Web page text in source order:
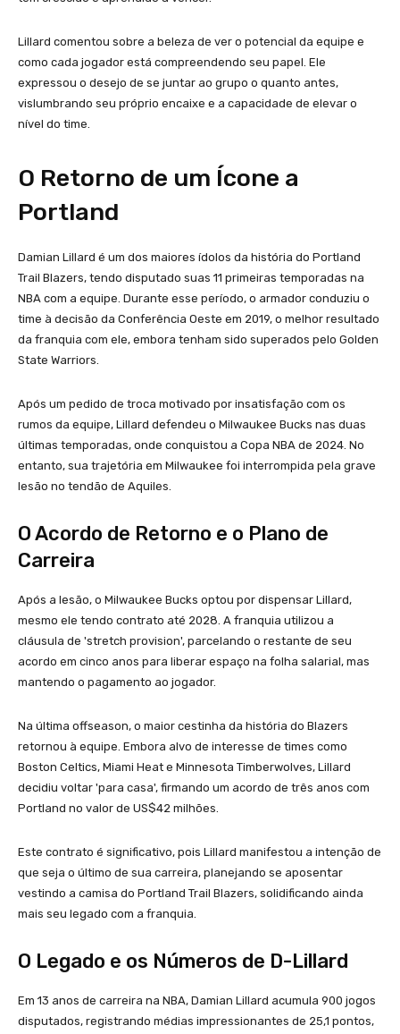
Lillard comentou sobre a beleza de ver o potencial da equipe e
como cada jogador está compreendendo seu papel. Ele
expressou o desejo de se juntar ao grupo o quanto antes,
vislumbrando seu próprio encaixe e a capacidade de elevar o
nível do time.
O Retorno de um Ícone a
Portland
Damian Lillard é um dos maiores ídolos da história do Portland
Trail Blazers, tendo disputado suas 11 primeiras temporadas na
NBA com a equipe. Durante esse período, o armador conduziu o
time à decisão da Conferência Oeste em 2019, o melhor resultado
da franquia com ele, embora tenham sido superados pelo Golden
State Warriors.
Após um pedido de troca motivado por insatisfação com os
rumos da equipe, Lillard defendeu o Milwaukee Bucks nas duas
últimas temporadas, onde conquistou a Copa NBA de 2024. No
entanto, sua trajetória em Milwaukee foi interrompida pela grave
lesão no tendão de Aquiles.
O Acordo de Retorno e o Plano de
Carreira
Após a lesão, o Milwaukee Bucks optou por dispensar Lillard,
mesmo ele tendo contrato até 2028. A franquia utilizou a
cláusula de 'stretch provision', parcelando o restante de seu
acordo em cinco anos para liberar espaço na folha salarial, mas
mantendo o pagamento ao jogador.
Na última offseason, o maior cestinha da história do Blazers
retornou à equipe. Embora alvo de interesse de times como
Boston Celtics, Miami Heat e Minnesota Timberwolves, Lillard
decidiu voltar 'para casa', firmando um acordo de três anos com
Portland no valor de US$42 milhões.
Este contrato é significativo, pois Lillard manifestou a intenção de
que seja o último de sua carreira, planejando se aposentar
vestindo a camisa do Portland Trail Blazers, solidificando ainda
mais seu legado com a franquia.
O Legado e os Números de D-Lillard
Em 13 anos de carreira na NBA, Damian Lillard acumula 900 jogos
disputados, registrando médias impressionantes de 25,1 pontos,